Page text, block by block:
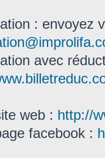
: envoyez
avec
web : http://
facebook :